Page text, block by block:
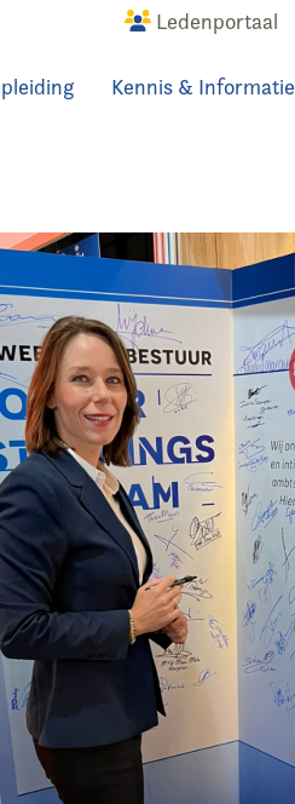
Ledenportaal
Kennis & Informatie